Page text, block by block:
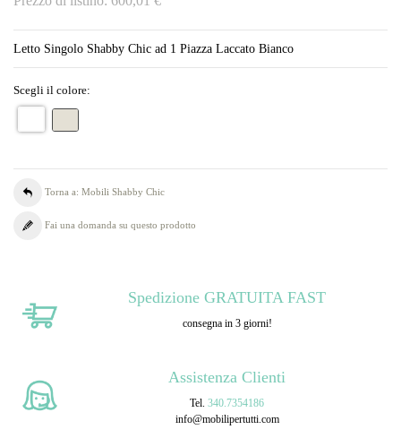
Letto Singolo Shabby Chic ad 1 Piazza Laccato Bianco
Scegli il colore:
Torna a: Mobili Shabby Chic
Fai una domanda su questo prodotto
Spedizione GRATUITA FAST
consegna in 3 giorni!
Assistenza Clienti
Tel. 340.7354186
info@mobilipertutti.com